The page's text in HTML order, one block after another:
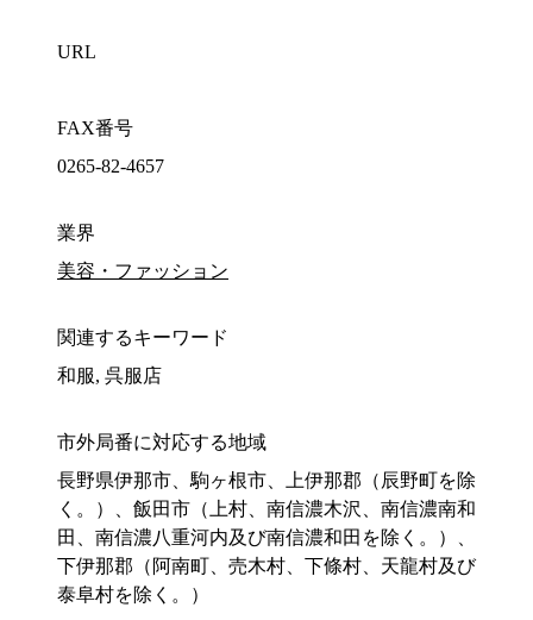
URL
FAX番号
0265-82-4657
業界
美容・ファッション
関連するキーワード
和服, 呉服店
市外局番に対応する地域
長野県伊那市、駒ヶ根市、上伊那郡（辰野町を除
く。）、飯田市（上村、南信濃木沢、南信濃南和
田、南信濃八重河内及び南信濃和田を除く。）、
下伊那郡（阿南町、売木村、下條村、天龍村及び
泰阜村を除く。）